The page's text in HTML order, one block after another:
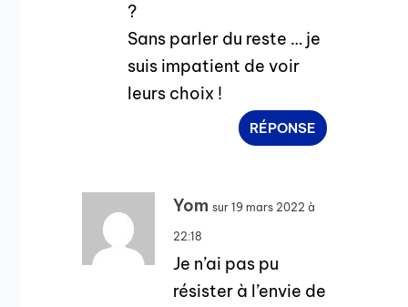
?
Sans parler du reste … je
suis impatient de voir
leurs choix !
RÉPONSE
Yom sur 19 mars 2022 à
22:18
Je n’ai pas pu
résister à l’envie de